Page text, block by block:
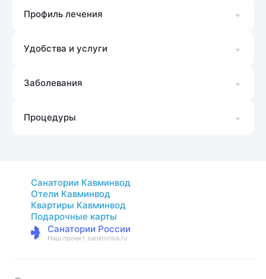
Профиль лечения
Удобства и услуги
Заболевания
Процедуры
Санатории Кавминвод
Отели Кавминвод
Квартиры Кавминвод
Подарочные карты
Санатории России
Наш проект sanatorika.ru